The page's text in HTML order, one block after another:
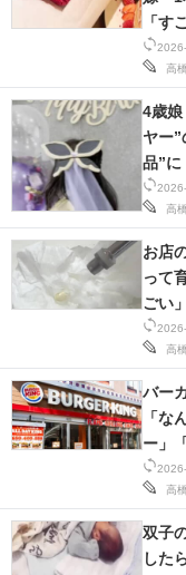
高
「す
高
4歳
ヤー
品”に
高
お店
って
ごい
高
バー
「な
ー」
双子
した